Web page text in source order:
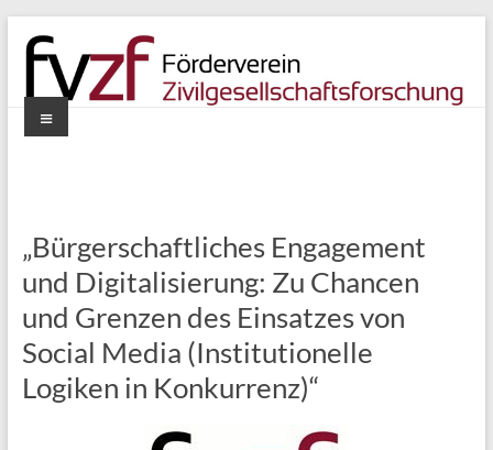
Inhalt
springen
e.V.
Menü
„Bürgerschaftliches Engagement
und Digitalisierung: Zu Chancen
und Grenzen des Einsatzes von
Social Media (Institutionelle
Logiken in Konkurrenz)“